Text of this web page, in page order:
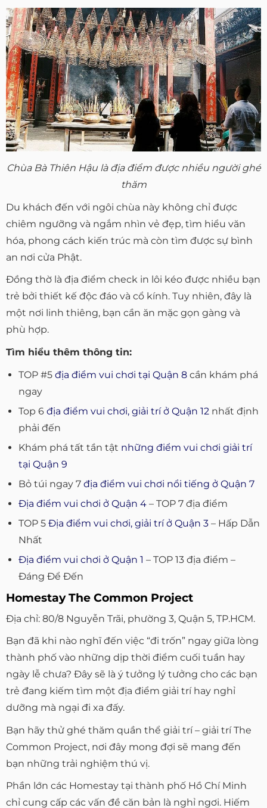
Chùa Bà Thiên Hậu là địa điểm được nhiều người ghé
thăm
Du khách đến với ngôi chùa này không chỉ được
chiêm ngưỡng và ngắm nhìn vẻ đẹp, tìm hiểu văn
hóa, phong cách kiến trúc mà còn tìm được sự bình
an nơi cửa Phật.
Đồng thờ là địa điểm check in lôi kéo được nhiều bạn
trẻ bởi thiết kế độc đáo và cổ kính. Tuy nhiên, đây là
một nơi linh thiêng, bạn cần ăn mặc gọn gàng và
phù hợp.
Tìm hiểu thêm thông tin:
TOP #5 địa điểm vui chơi tại Quận 8cần khám phá
ngay
Top 6 địa điểm vui chơi, giải trí ở Quận 12 nhất định
phải đến
Khám phá tất tần tật những điểm vui chơi giải trí
tại Quận 9
Bỏ túi ngay 7 địa điểm vui chơi nổi tiếng ở Quận 7
Địa điểm vui chơi ở Quận 4– TOP 7 địa điểm
TOP 5 Địa điểm vui chơi, giải trí ở Quận 3– Hấp Dẫn
Nhất
Địa điểm vui chơi ở Quận 1 – TOP 13 địa điểm –
Đáng Để Đến
Homestay The Common Project
Địa chỉ: 80/8 Nguyễn Trãi, phường 3, Quận 5, TP.HCM.
Bạn đã khi nào nghĩ đến việc “đi trốn” ngay giữa lòng
thành phố vào những dịp thời điểm cuối tuần hay
ngày lễ chưa? Đây sẽ là ý tưởng lý tưởng cho các bạn
trẻ đang kiếm tìm một địa điểm giải trí hay nghỉ
dưỡng mà ngại đi xa đấy.
Bạn hãy thử ghé thăm quần thể giải trí – giải trí The
Common Project, nơi đây mong đợi sẽ mang đến
bạn những trải nghiệm thú vị.
Phần lớn các Homestay tại thành phố Hồ Chí Minh
chỉ cung cấp các vấn đề căn bản là nghỉ ngơi. Hiếm